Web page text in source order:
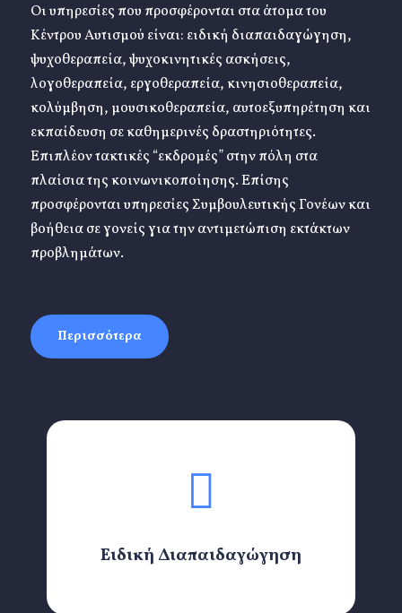
Οι υπηρεσίες που προσφέρονται στα άτομα του
Κέντρου Αυτισμού είναι: ειδική διαπαιδαγώγηση,
ψυχοθεραπεία, ψυχοκινητικές ασκήσεις,
λογοθεραπεία, εργοθεραπεία, κινησιοθεραπεία,
κολύμβηση, μουσικοθεραπεία, αυτοεξυπηρέτηση και
εκπαίδευση σε καθημερινές δραστηριότητες.
Επιπλέον τακτικές “εκδρομές” στην πόλη στα
πλαίσια της κοινωνικοποίησης. Επίσης
προσφέρονται υπηρεσίες Συμβουλευτικής Γονέων και
βοήθεια σε γονείς για την αντιμετώπιση εκτάκτων
προβλημάτων.
Περισσότερα
Ειδική Διαπαιδαγώγηση